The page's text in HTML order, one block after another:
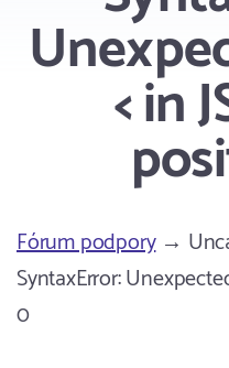
< in
Fórum podpory→
SyntaxError:
0